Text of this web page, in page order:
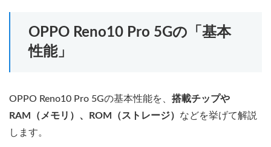
OPPO Reno10 Pro 5Gの「基本
性能」
OPPO Reno10 Pro 5Gの基本性能を、 搭載チップや
RAM（メモリ）、ROM（ストレージ） などを挙げて解説
します。